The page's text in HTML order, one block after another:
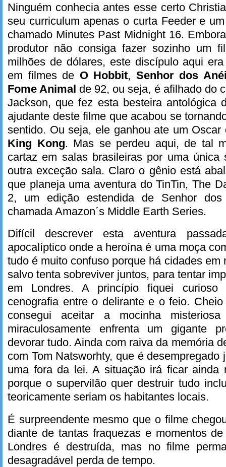
Ninguém conhecia antes esse certo
seu curriculum apenas o curta Feeder e
chamado Minutes Past Midnight 16.
produtor não consiga fazer sozinho um
milhões de dólares, este discípulo aqui
em filmes de O Hobbit, Senhor dos
Fome Animal de 92, ou seja, é afilhado do
Jackson, que fez esta besteira antológica
ajudante deste filme que acabou se
sentido. Ou seja, ele ganhou ate um
King Kong. Mas se perdeu aqui, de tal
cartaz em salas brasileiras por uma única
outra exceção sala. Claro o gênio está
que planeja uma aventura do TinTin, The
2, um edição estendida de Senhor
chamada Amazon´s Middle Earth Series.
Difícil descrever esta aventura
apocalíptico onde a heroína é uma moça
tudo é muito confuso porque há cidades em
salvo tenta sobreviver juntos, para tentar
em Londres. A princípio fiquei
cenografia entre o delirante e o feio.
consegui aceitar a mocinha
miraculosamente enfrenta um gigante
devorar tudo. Ainda com raiva da memória
com Tom Natsworhty, que é desempregado
uma fora da lei. A situação irá ficar ainda
porque o supervilão quer destruir tudo
teoricamente seriam os habitantes locais.
É surpreendente mesmo que o filme
diante de tantas fraquezas e momentos
Londres é destruída, mas no filme
desagradável perda de tempo.